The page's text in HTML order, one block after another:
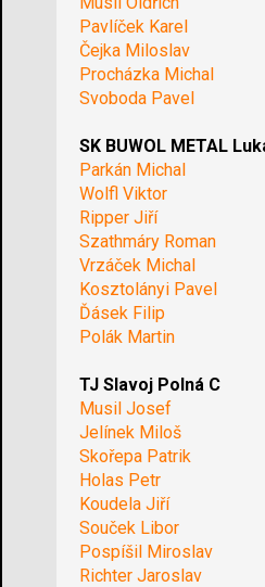
Pavlíček Karel
Čejka Miloslav
Procházka Michal
Svoboda Pavel
SK BUWOL METAL
Parkán Michal
Wolfl Viktor
Ripper Jiří
Szathmáry Roman
Vrzáček Michal
Kosztolányi Pavel
Ďásek Filip
Polák Martin
TJ Slavoj Polná C
Musil Josef
Jelínek Miloš
Skořepa Patrik
Holas Petr
Koudela Jiří
Souček Libor
Pospíšil Miroslav
Richter Jaroslav